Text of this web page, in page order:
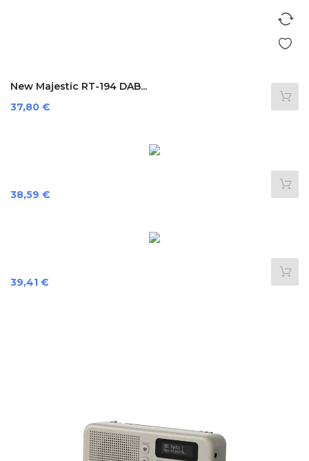
New Majestic RT-194 DAB...
Preis
37,80 €
Preis
38,59 €
Preis
39,41 €